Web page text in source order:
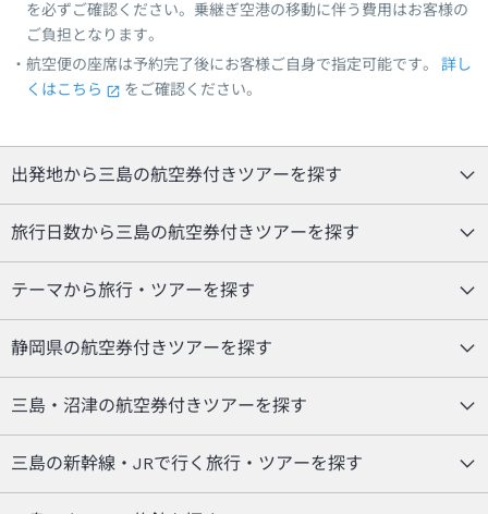
を必ずご確認ください。乗継ぎ空港の移動に伴う費用はお客様の
ご負担となります。
航空便の座席は予約完了後にお客様ご自身で指定可能です。
詳し
くはこちら
をご確認ください。
出発地から三島の航空券付きツアーを探す
旅行日数から三島の航空券付きツアーを探す
テーマから旅行・ツアーを探す
静岡県の航空券付きツアーを探す
三島・沼津の航空券付きツアーを探す
三島の新幹線・JRで行く旅行・ツアーを探す